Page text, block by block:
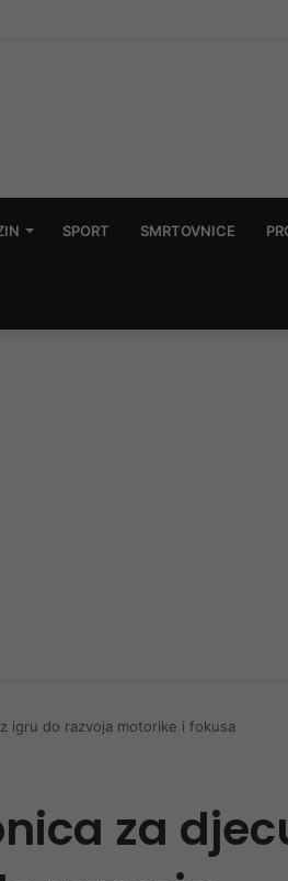
pronašla drogu
SPORT SMRTOVNICE
igru do razvoja motorike i fokusa
za